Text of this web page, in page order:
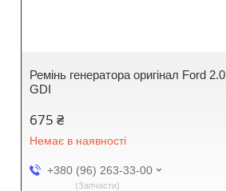
Ремінь генератора оригінал Ford 2.0
GDI
675 ₴
Немає в наявності
+380 (96) 263-33-00
Запчасти